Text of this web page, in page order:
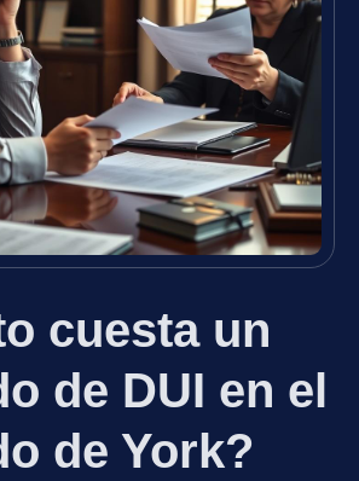
cuesta un
de DUI en el
de York?